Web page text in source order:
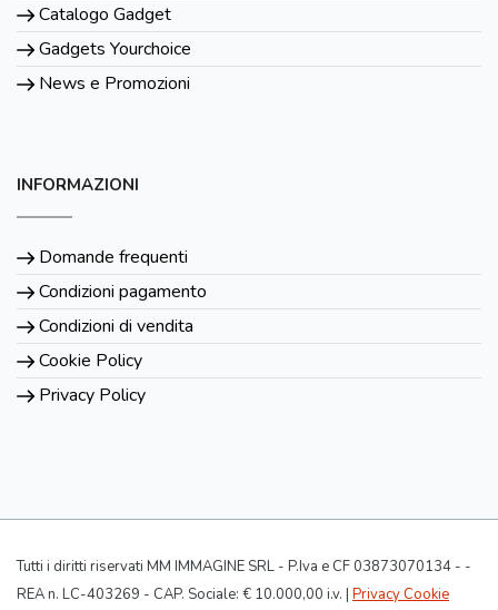
Catalogo Gadget
Gadgets Yourchoice
News e Promozioni
INFORMAZIONI
Domande frequenti
Condizioni pagamento
Condizioni di vendita
Cookie Policy
Privacy Policy
Tutti i diritti riservati MM IMMAGINE SRL - P.Iva e CF 03873070134 - -
REA n. LC-403269 - CAP. Sociale: € 10.000,00 i.v. | Privacy Cookie